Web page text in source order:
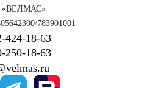
783901001